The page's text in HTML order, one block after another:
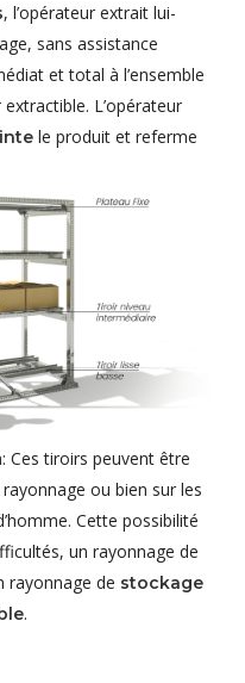
, l’opérateur extrait lui-
sans assistance
et total à l’ensemble
L’opérateur
le produit et referme
Ces tiroirs peuvent être
ou bien sur les
Cette possibilité
un rayonnage de
rayonnage de stockage
.